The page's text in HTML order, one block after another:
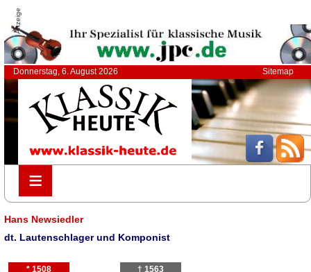
Anzeige
Donnerstag, 6. August 2026 Sitemap
≡
≡
Hans Newsiedler
dt. Lautenschlager und Komponist
* 1508 † 1563